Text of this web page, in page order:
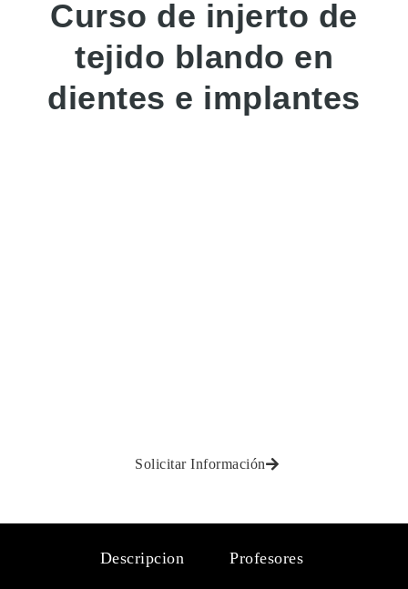
Curso de injerto de
tejido blando en
dientes e implantes
Solicitar Información
Descripcion Profesores